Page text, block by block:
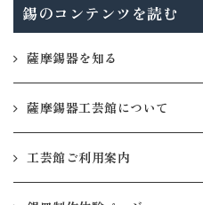
錫のコンテンツを読む
薩摩錫器を知る
薩摩錫器工芸館について
工芸館ご利用案内